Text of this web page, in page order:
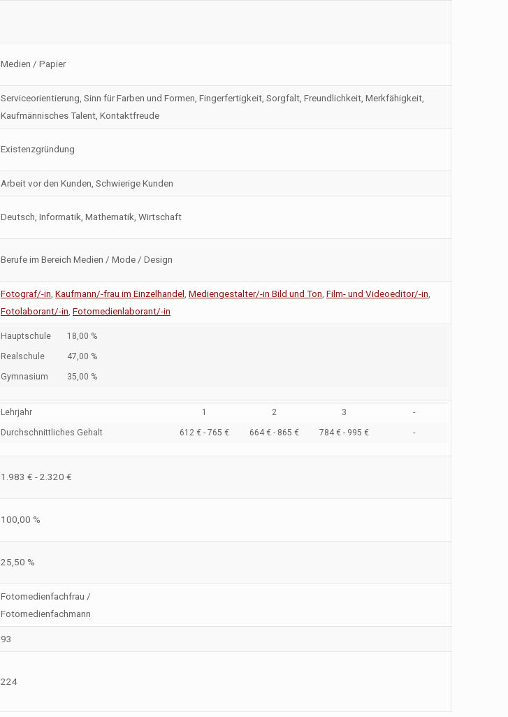
Medien / Papier
Serviceorientierung, Sinn für Farben und Formen, Fingerfertigkeit, Sorgfalt, Freundlichkeit, Merkfähigkeit,
Kaufmännisches Talent, Kontaktfreude
Existenzgründung
Arbeit vor den Kunden, Schwierige Kunden
Deutsch, Informatik, Mathematik, Wirtschaft
Berufe im Bereich Medien / Mode / Design
Fotograf/-in Kaufmann/-frau im Einzelhandel Mediengestalter/-in Bild und Ton Film- und Videoeditor/-in
Fotolaborant/-in Fotomedienlaborant/-in
Hauptschule 18,00 %
Realschule 47,00 %
Gymnasium 35,00 %
Lehrjahr 1 2 3 -
Durchschnittliches Gehalt 612 € - 765 € 664 € - 865 € 784 € - 995 € -
1.983 € - 2.320 €
100,00 %
25,50 %
Fotomedienfachfrau /
Fotomedienfachmann
93
224